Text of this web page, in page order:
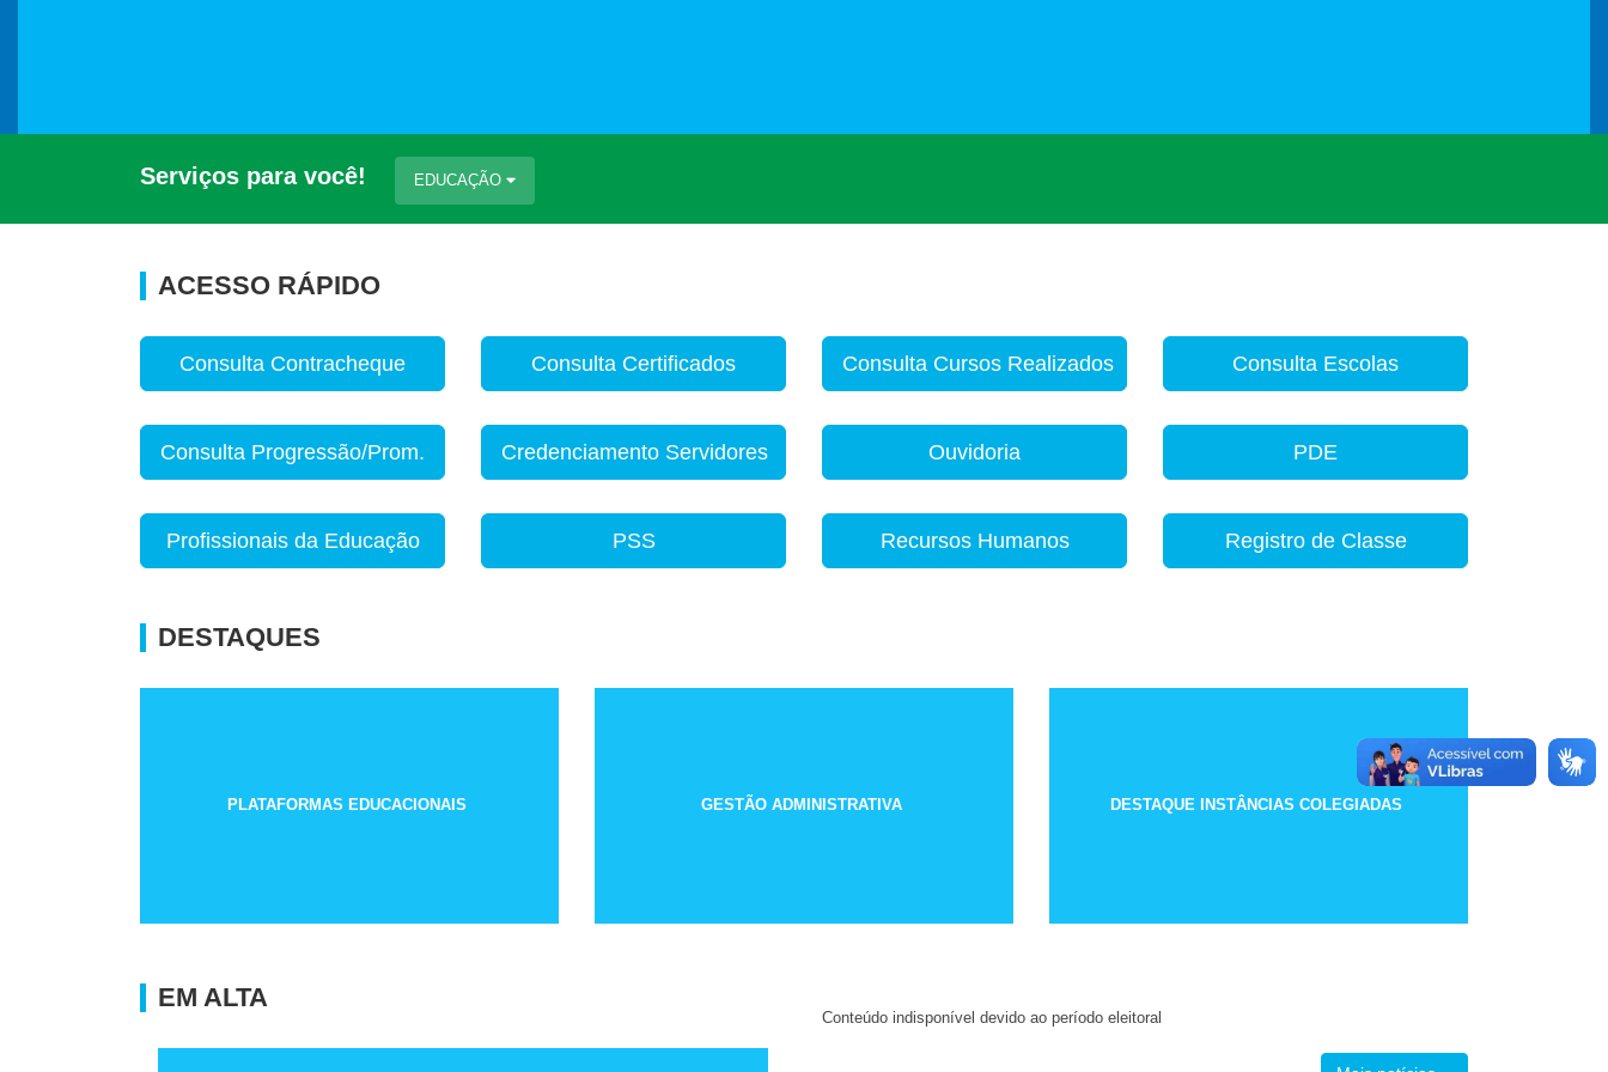
Serviços para você! EDUCAÇÃO
ACESSO RÁPIDO
Consulta Contracheque Consulta Certificados Consulta Cursos Realizados Consulta Escolas
Consulta Progressão/Prom. Credenciamento Servidores Ouvidoria PDE
Profissionais da Educação PSS Recursos Humanos Registro de Classe
DESTAQUES
PLATAFORMAS EDUCACIONAIS GESTÃO ADMINISTRATIVA DESTAQUE INSTÂNCIAS COLEGIADAS
EM ALTA
Conteúdo indisponível devido ao período eleitoral